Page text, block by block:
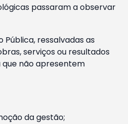
passaram a observar
ressalvadas as
serviços ou resultados
não apresentem
da gestão;